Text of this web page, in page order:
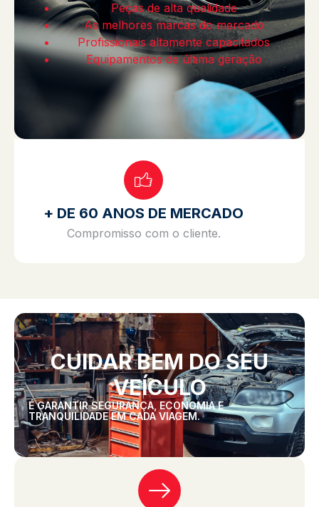
Peças de alta qualidade
As melhores marcas do mercado
Profissionais altamente capacitados
Equipamentos de última geração
+ DE 60 ANOS DE MERCADO
Compromisso com o cliente.
CUIDAR BEM DO SEU
VEÍCULO
É GARANTIR SEGURANÇA, ECONOMIA E
TRANQUILIDADE EM CADA VIAGEM.